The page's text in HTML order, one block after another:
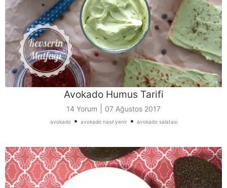
Avokado Humus Tarifi
14 Yorum 07 Ağustos 2017
avokado• avokado nasıl yenir• avokado salatası